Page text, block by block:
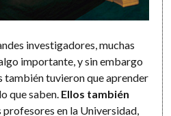
investigadores, muchas
importante, y sin embargo
también tuvieron que aprender
que saben. Ellos también
profesores en la Universidad,